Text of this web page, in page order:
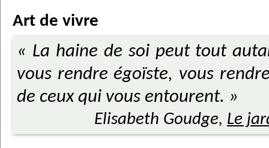
Art de vivre
« La haine de soi peut tout
vous rendre égoïste, vous
de ceux qui vous entourent. »
Elisabeth Goudge, Le